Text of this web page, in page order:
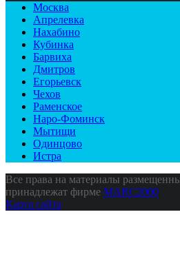
Москва
Апрелевка
Нахабино
Кубинка
Барвиха
Дмитров
Егорьевск
Чехов
Раменское
Наро-Фоминск
Мытищи
Одинцово
Истра
Все права на материалы
принадлежат фирме MARC2000
Карта сайта